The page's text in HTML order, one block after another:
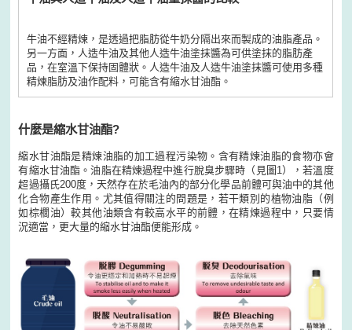
牛油不經精煉，是透過把脂肪從牛奶分隔出來而製成的油脂產品。
另一方面，人造牛油及其他人造牛油塗抹醬為可供塗抹的脂肪產
品，在室溫下保持固體狀。人造牛油及人造牛油塗抹醬可使用多種
精煉脂肪及油作配料，可能含有縮水甘油酯。
什麼是縮水甘油酯?
縮水甘油酯是精煉油脂的加工過程污染物。含有精煉油脂的食物亦會
有縮水甘油酯。油脂在精煉過程中進行脫臭步驟時（見圖1），若溫度
超過攝氏200度，天然存在於毛油內的部分化學品前體可與油中的其他
化合物產生作用。尤其值得關注的問題是，若干類別的植物油脂（例
如棕櫚油）較其他油類含有較高水平的前體，在精煉過程中，只要情
況適當，更大量的縮水甘油酯便能形成。